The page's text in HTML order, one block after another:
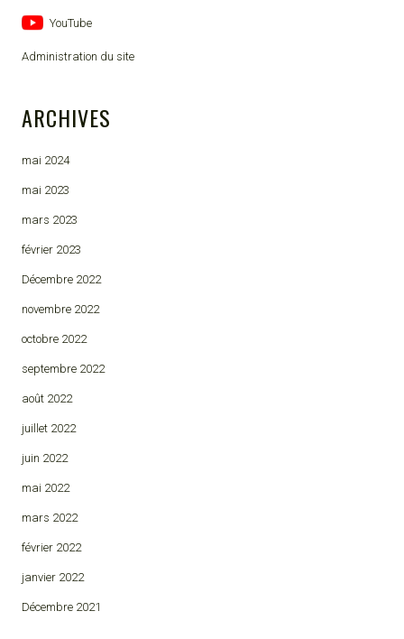
YouTube
Administration du site
ARCHIVES
mai 2024
mai 2023
mars 2023
février 2023
Décembre 2022
novembre 2022
octobre 2022
septembre 2022
août 2022
juillet 2022
juin 2022
mai 2022
mars 2022
février 2022
janvier 2022
Décembre 2021